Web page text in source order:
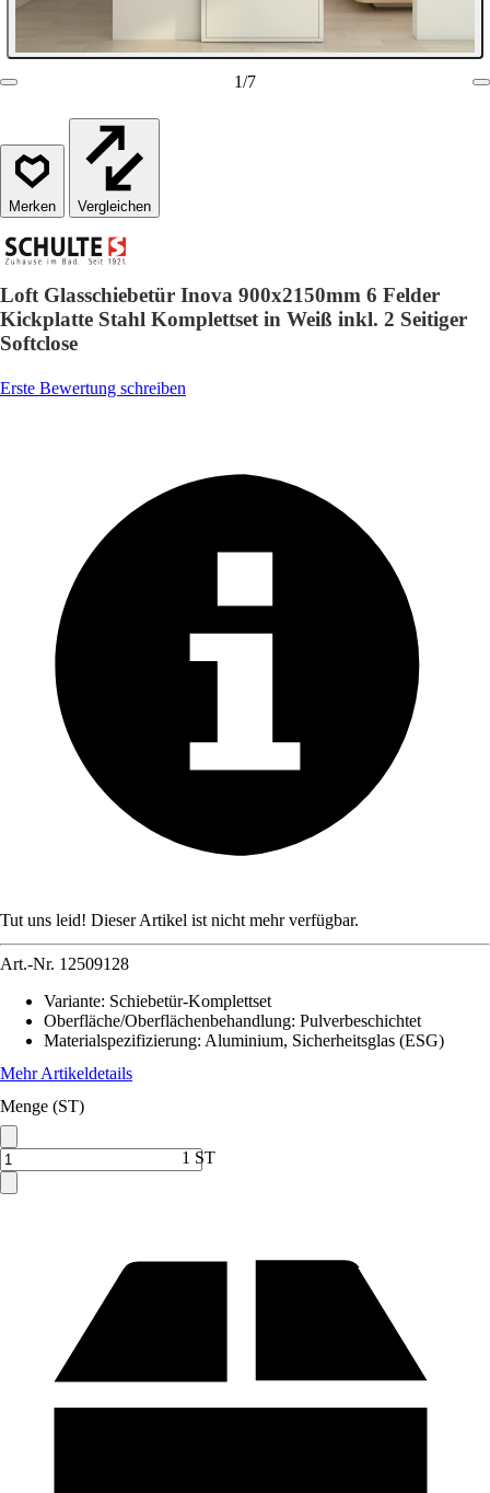
1/7
Vergleichen
Loft Glasschiebetür Inova 900x2150mm 6 Felder
Kickplatte Stahl Komplettset in Weiß inkl. 2 Seitiger
Softclose
Erste Bewertung schreiben
Tut uns leid! Dieser Artikel ist nicht mehr verfügbar.
Art.-Nr. 12509128
Variante: Schiebetür-Komplettset
Oberfläche/Oberflächenbehandlung: Pulverbeschichtet
Materialspezifizierung: Aluminium, Sicherheitsglas (ESG)
Mehr Artikeldetails
Menge (ST)
1 ST